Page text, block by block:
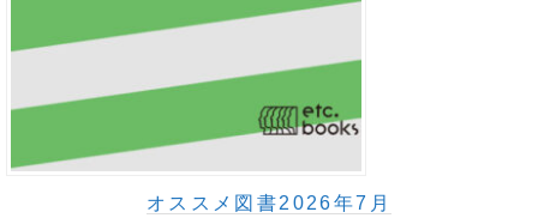
オススメ図書2026年7月